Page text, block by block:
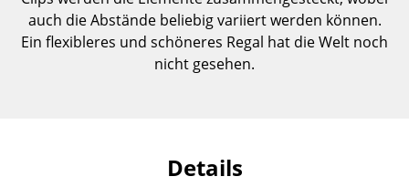
Beistell- & Rollcontainer
auch die Abstände beliebig variiert werden können.
Ein flexibleres und schöneres Regal hat die Welt noch
nicht gesehen.
Details